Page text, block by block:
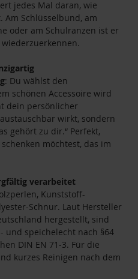
jedes Mal daran, wie
Am Schlüsselbund, am
oder am Schulranzen ist er
: Du wählst den
schönen Accessoire wird
dein persönlicher
wirkt, sondern
gehört zu dir.“ Perfekt,
möchtest, das im
verarbeitet
Kunststoff-
Schnur. Laut Hersteller
hergestellt, sind
und speichelecht nach §64
DIN EN 71-3. Für die
kurzes Reinigen nach dem